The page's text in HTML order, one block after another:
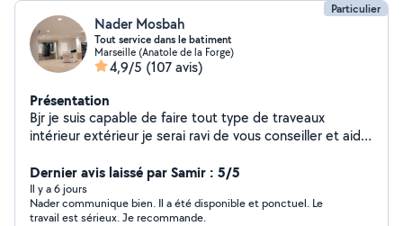
Particulier
Nader Mosbah
Tout service dans le batiment
Marseille (Anatole de la Forge)
4,9/5 (107 avis)
Présentation
Bjr je suis capable de faire tout type de traveaux
intérieur extérieur je serai ravi de vous conseiller et aider
je suis outiller véhiculer pour petit au gros traveaux j ai
bcp d expérience dans les norme dtu etc c
Dernier avis laissé par Samir : 5/5
Il y a 6 jours
Nader communique bien. Il a été disponible et ponctuel. Le
travail est sérieux. Je recommande.